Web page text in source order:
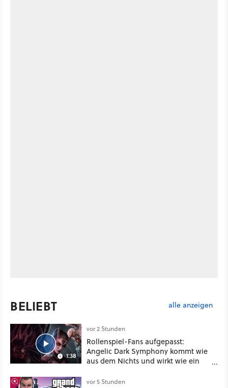
BELIEBT alle anzeigen
1:38
vor 2 Stunden
Rollenspiel-Fans aufgepasst:
Angelic Dark Symphony kommt wie
aus dem Nichts und wirkt wie ein
Mass Effect
vor 5 Stunden